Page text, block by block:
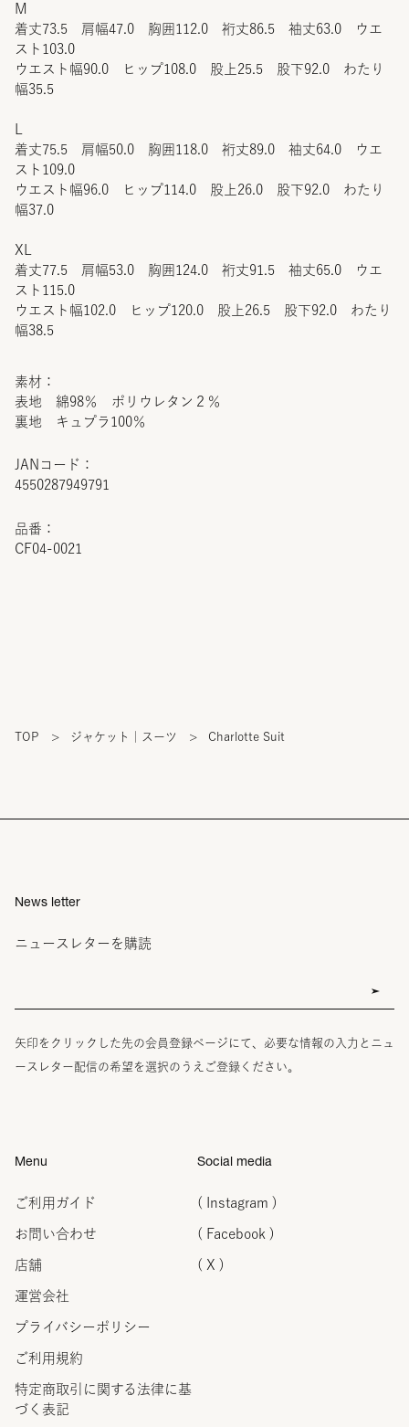
JANコード：
4550287949791
品番：
CF04-0021
M
着丈73.5 肩幅47.0 胸囲112.0 裄丈86.5 袖丈63.0 ウエ
スト103.0
ウエスト幅90.0 ヒップ108.0 股上25.5 股下92.0 わたり
幅35.5
着丈75.5 肩幅50.0 胸囲118.0 裄丈89.0 袖丈64.0 ウエ
スト109.0
ウエスト幅96.0 ヒップ114.0 股上26.0 股下92.0 わたり
幅37.0
XL
着丈77.5 肩幅53.0 胸囲124.0 裄丈91.5 袖丈65.0 ウエ
スト115.0
ウエスト幅102.0 ヒップ120.0 股上26.5 股下92.0 わたり
幅38.5
素材：
表地 綿98％ ポリウレタン２％
裏地 キュプラ100％
TOP > ジャケット｜スーツ > Charlotte Suit
News letter
ニュースレターを購読
矢印をクリックした先の会員登録ページにて、必要な情報の入力とニュ
ースレター配信の希望を選択のうえご登録ください。
Menu
ご利用ガイド
お問い合わせ
店舗
運営会社
プライバシーポリシー
ご利用規約
特定商取引に関する法律に 基
づく表記
Social media
( Instagram )
( Facebook )
( X )